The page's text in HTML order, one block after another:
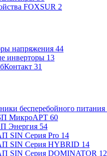
FOXSUR 2
напряжения 44
инверторы 13
31
бесперебойного питания
МикроАРТ 60
Энергия 54
SIN Серия Pro 14
SIN Серия HYBRID 14
SIN Серия DOMINATOR 12